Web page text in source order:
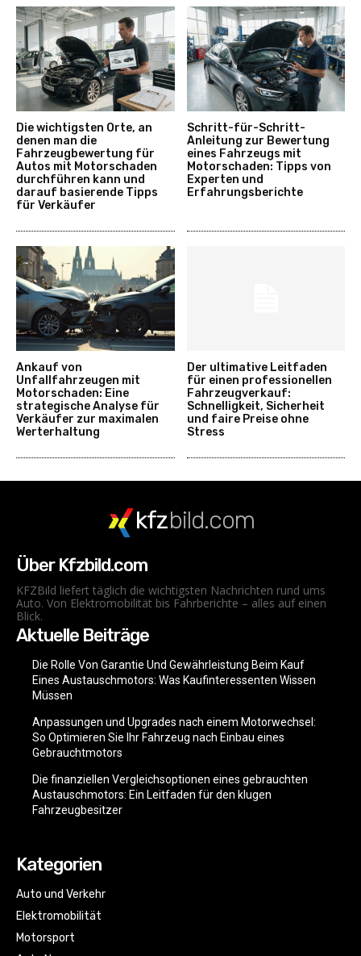
Die wichtigsten Orte, an
denen man die
Fahrzeugbewertung für
Autos mit Motorschaden
durchführen kann und
darauf basierende Tipps
für Verkäufer
Schritt-für-Schritt-
Anleitung zur Bewertung
eines Fahrzeugs mit
Motorschaden: Tipps von
Experten und
Erfahrungsberichte
Ankauf von
Unfallfahrzeugen mit
Motorschaden: Eine
strategische Analyse für
Verkäufer zur maximalen
Werterhaltung
Der ultimative Leitfaden
für einen professionellen
Fahrzeugverkauf:
Schnelligkeit, Sicherheit
und faire Preise ohne
Stress
kfzbild.com
Über Kfzbild.com
KFZBild liefert täglich die wichtigsten Nachrichten rund ums
Auto. Von Elektromobilität bis Fahrberichte – alles auf einen
Blick.
Aktuelle Beiträge
Die Rolle Von Garantie Und Gewährleistung Beim Kauf
Eines Austauschmotors: Was Kaufinteressenten Wissen
Müssen
Anpassungen und Upgrades nach einem Motorwechsel:
So Optimieren Sie Ihr Fahrzeug nach Einbau eines
Gebrauchtmotors
Die finanziellen Vergleichsoptionen eines gebrauchten
Austauschmotors: Ein Leitfaden für den klugen
Fahrzeugbesitzer
Kategorien
Auto und Verkehr
Elektromobilität
Motorsport